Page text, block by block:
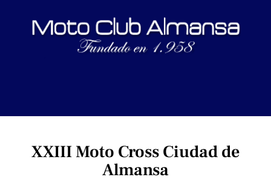
XXIII Moto Cross Ciudad de
Almansa